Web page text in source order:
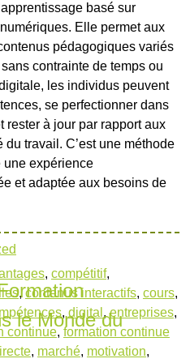
basé sur
Elle permet aux
pédagogiques variés
contrainte de temps ou
les individus peuvent
se perfectionner dans
rester à jour par rapport aux
travail. C’est une méthode
une expérience
et adaptée aux besoins de
, compétitif,
,contenus interactifs, cours,
, digital ,entreprises,
continue, formation continue
, marché, motivation,
le Monde du